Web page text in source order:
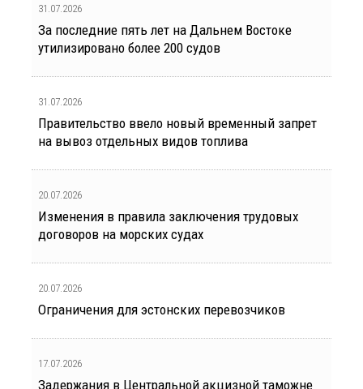
31.07.2026
За последние пять лет на Дальнем Востоке
утилизировано более 200 судов
31.07.2026
Правительство ввело новый временный запрет
на вывоз отдельных видов топлива
20.07.2026
Изменения в правила заключения трудовых
договоров на морских судах
20.07.2026
Ограничения для эстонских перевозчиков
17.07.2026
Задержания в Центральной акцизной таможне